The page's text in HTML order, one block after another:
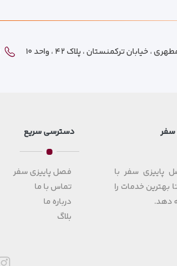
، خیابان ترکمنستان ، پلاک ۴۲ ، واحد ۱۰
سفر
سفر با
خدمات را
دهد.
دسترسی سریع
فصل پاییزی سفر
تماس با ما
درباره ما
بلاگ